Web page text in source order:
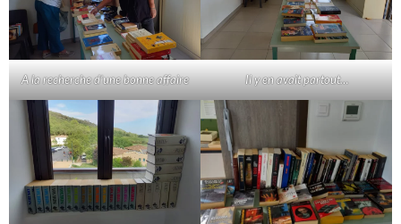
A la recherche d’une bonne affaire Il y en avait partout…